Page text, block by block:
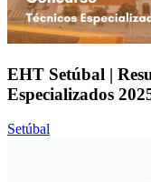
EHT Setúbal |
Especializados
Setúbal